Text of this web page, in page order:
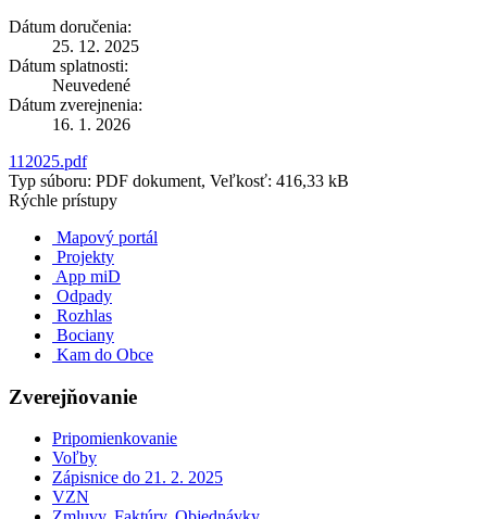
Dátum doručenia:
25. 12. 2025
Dátum splatnosti:
Neuvedené
Dátum zverejnenia:
16. 1. 2026
112025.pdf
Typ súboru: PDF dokument, Veľkosť: 416,33 kB
Rýchle prístupy
Mapový portál
Projekty
App miD
Odpady
Rozhlas
Bociany
Kam do Obce
Zverejňovanie
Pripomienkovanie
Voľby
Zápisnice do 21. 2. 2025
VZN